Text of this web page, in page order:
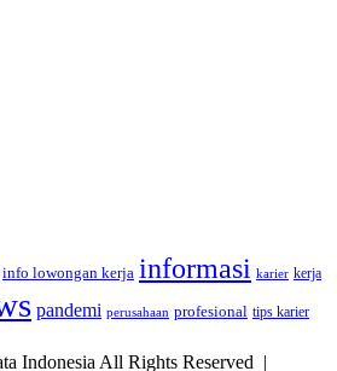
info lowongan kerja informasi karier kerja
pandemi perusahaan profesional tips karier
Indonesia All Rights Reserved |